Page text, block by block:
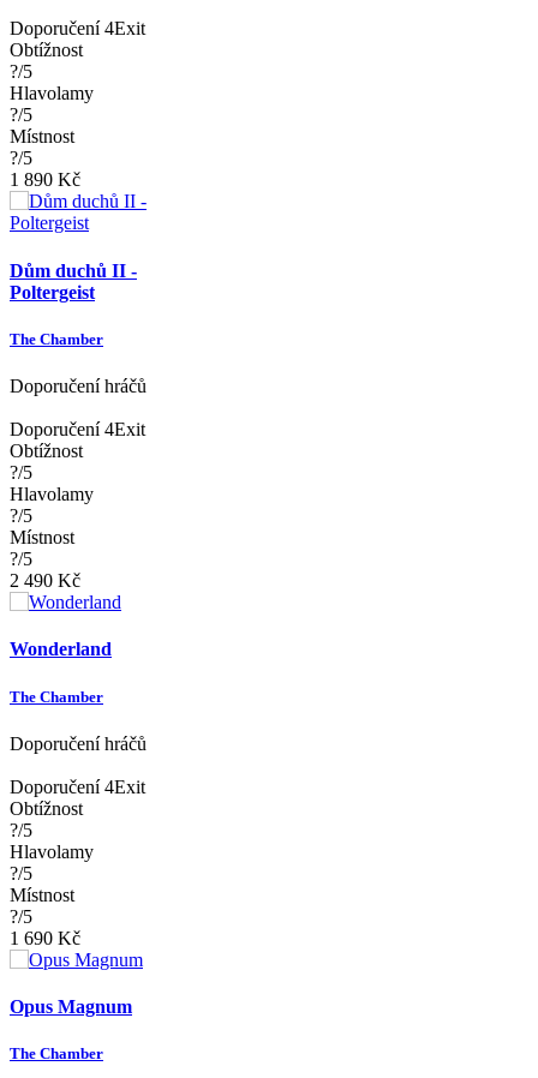
Doporučení 4Exit
Obtížnost
?/5
Hlavolamy
?/5
Místnost
?/5
1 890 Kč
Dům duchů II -
Poltergeist
The Chamber
Doporučení hráčů
Doporučení 4Exit
Obtížnost
?/5
Hlavolamy
?/5
Místnost
?/5
2 490 Kč
Wonderland
The Chamber
Doporučení hráčů
Doporučení 4Exit
Obtížnost
?/5
Hlavolamy
?/5
Místnost
?/5
1 690 Kč
Opus Magnum
The Chamber